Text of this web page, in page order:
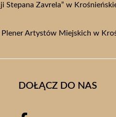
Stepana Zavrela” w
Plener Artystów Miejskich w
DOŁĄCZ DO NAS